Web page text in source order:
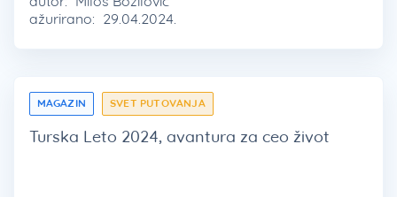
ažurirano: 29.04.2024.
MAGAZIN SVET PUTOVANJA
Turska Leto 2024, avantura za ceo život